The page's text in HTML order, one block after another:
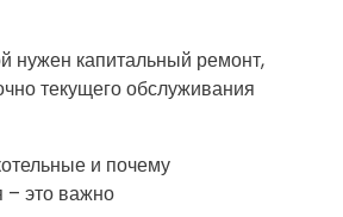
нужен капитальный ремонт,
текущего обслуживания
и почему
– это важно